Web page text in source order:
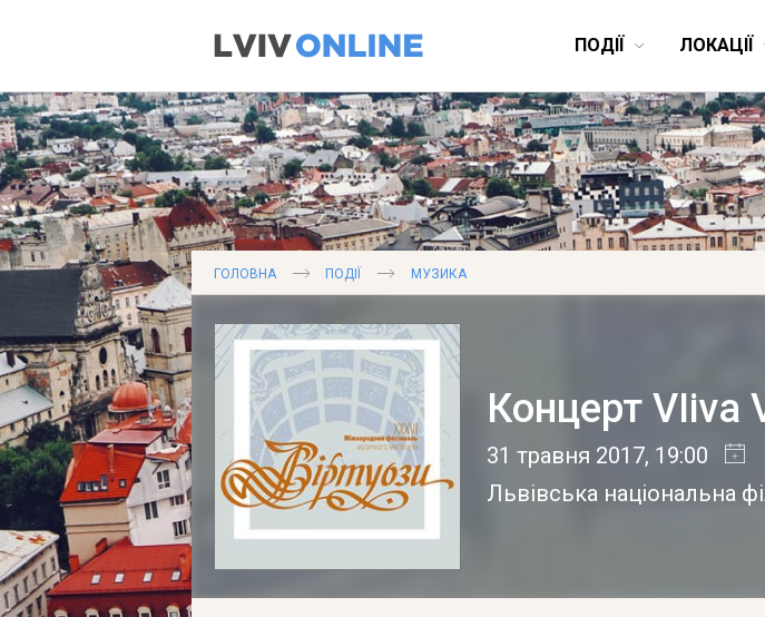
ПОДІЇ ЛОКАЦІЇ
ГОЛОВНА ПОДІЇ МУЗИКА
Концерт VIiva
31 травня 2017, 19:00
Львівська національна